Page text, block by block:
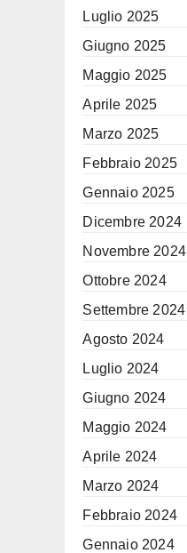
Luglio 2025
Giugno 2025
Maggio 2025
Aprile 2025
Marzo 2025
Febbraio 2025
Gennaio 2025
Dicembre 2024
Novembre 2024
Ottobre 2024
Settembre 2024
Agosto 2024
Luglio 2024
Giugno 2024
Maggio 2024
Aprile 2024
Marzo 2024
Febbraio 2024
Gennaio 2024